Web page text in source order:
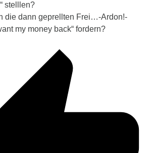
stelllen?
die dann geprellten Frei…-Ardon!-
my money back“ fordern?